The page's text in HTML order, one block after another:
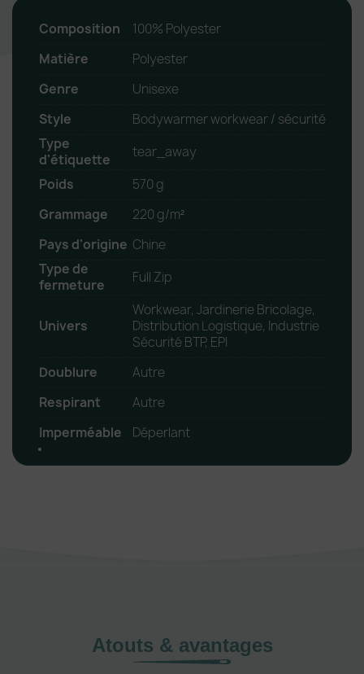
Composition
100% Polyester
Matière
Polyester
Genre
Unisexe
Style
Bodywarmer workwear / sécurité
Type
d'étiquette
tear_away
Poids
570 g
Grammage
220 g/m²
Pays d'origine Chine
Type de
fermeture
Full Zip
Univers
Workwear, Jardinerie Bricolage,
Distribution Logistique, Industrie
Sécurité BTP, EPI
Doublure
Autre
Respirant
Autre
Imperméable
Déperlant
Atouts & avantages